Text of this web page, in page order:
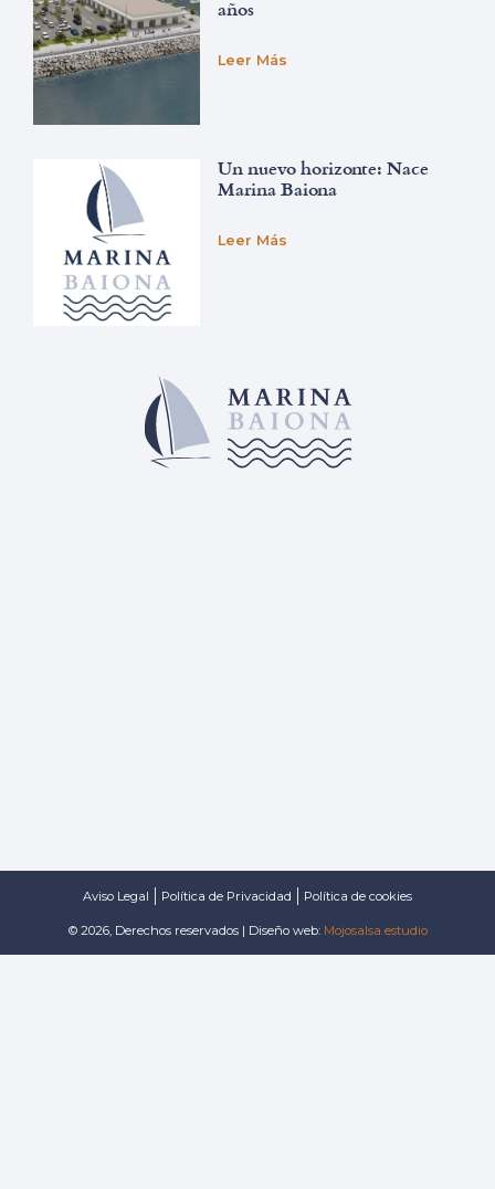
años
Leer Más
Un nuevo horizonte: Nace
Marina Baiona
Leer Más
Aviso Legal Política de Privacidad Política de cookies
© 2026, Derechos reservados | Diseño web: Mojosalsa estudio